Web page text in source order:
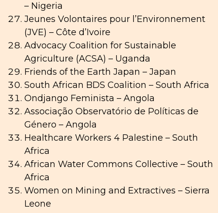
– Nigeria
Jeunes Volontaires pour l’Environnement
(JVE) – Côte d’Ivoire
Advocacy Coalition for Sustainable
Agriculture (ACSA) – Uganda
Friends of the Earth Japan – Japan
South African BDS Coalition – South Africa
Ondjango Feminista – Angola
Associação Observatório de Políticas de
Género – Angola
Healthcare Workers 4 Palestine – South
Africa
African Water Commons Collective – South
Africa
Women on Mining and Extractives – Sierra
Leone